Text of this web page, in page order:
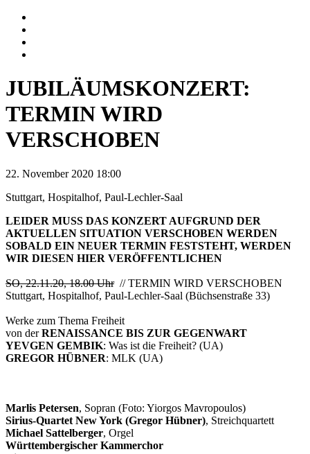
JUBILÄUMSKONZERT:
TERMIN WIRD
VERSCHOBEN
22. November 2020 18:00
Stuttgart, Hospitalhof, Paul-Lechler-Saal
LEIDER MUSS DAS KONZERT AUFGRUND DER
AKTUELLEN SITUATION VERSCHOBEN WERDEN
SOBALD EIN NEUER TERMIN FESTSTEHT, WERDEN
WIR DIESEN HIER VERÖFFENTLICHEN
SO, 22.11.20, 18.00 Uhr// TERMIN WIRD VERSCHOBEN
Stuttgart, Hospitalhof, Paul-Lechler-Saal (Büchsenstraße 33)
Werke zum Thema Freiheit
von derRENAISSANCE BIS ZUR GEGENWART
YEVGEN GEMBIK: Was ist die Freiheit? (UA)
GREGOR HÜBNER: MLK (UA)
Marlis Petersen, Sopran (Foto: Yiorgos Mavropoulos)
Sirius-Quartet New York (Gregor Hübner), Streichquartett
Michael Sattelberger, Orgel
Württembergischer Kammerchor